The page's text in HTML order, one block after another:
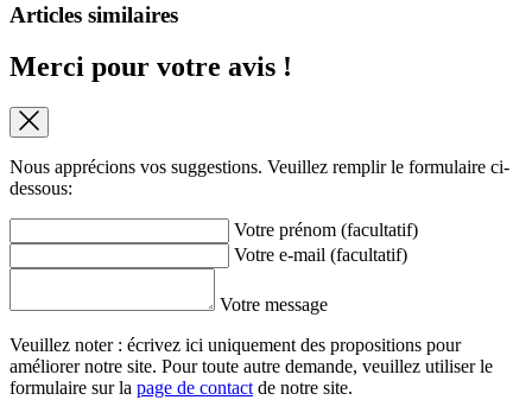
Articles similaires
Merci pour votre avis !
Nous apprécions vos suggestions. Veuillez remplir le formulaire ci-
dessous:
Votre prénom (facultatif)
Votre e-mail (facultatif)
Votre message
Veuillez noter : écrivez ici uniquement des propositions pour
améliorer notre site. Pour toute autre demande, veuillez utiliser le
formulaire sur la page de contact de notre site.